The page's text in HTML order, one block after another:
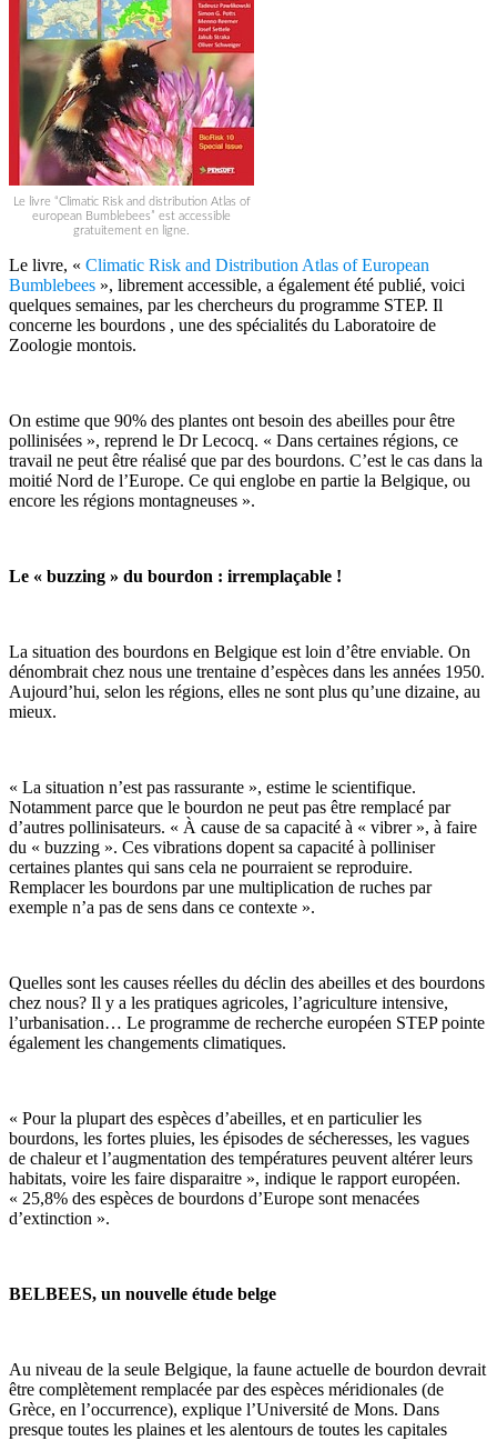
Le livre “Climatic Risk and distribution Atlas of
european Bumblebees” est accessible
gratuitement en ligne.
Le livre, « Climatic Risk and Distribution Atlas of European
Bumblebees », librement accessible, a également été publié, voici
quelques semaines, par les chercheurs du programme STEP. Il
concerne les bourdons , une des spécialités du Laboratoire de
Zoologie montois.
On estime que 90% des plantes ont besoin des abeilles pour être
pollinisées », reprend le Dr Lecocq. « Dans certaines régions, ce
travail ne peut être réalisé que par des bourdons. C’est le cas dans la
moitié Nord de l’Europe. Ce qui englobe en partie la Belgique, ou
encore les régions montagneuses ».
Le « buzzing » du bourdon : irremplaçable !
La situation des bourdons en Belgique est loin d’être enviable. On
dénombrait chez nous une trentaine d’espèces dans les années 1950.
Aujourd’hui, selon les régions, elles ne sont plus qu’une dizaine, au
mieux.
« La situation n’est pas rassurante », estime le scientifique.
Notamment parce que le bourdon ne peut pas être remplacé par
d’autres pollinisateurs. « À cause de sa capacité à « vibrer », à faire
du « buzzing ». Ces vibrations dopent sa capacité à polliniser
certaines plantes qui sans cela ne pourraient se reproduire.
Remplacer les bourdons par une multiplication de ruches par
exemple n’a pas de sens dans ce contexte ».
Quelles sont les causes réelles du déclin des abeilles et des bourdons
chez nous? Il y a les pratiques agricoles, l’agriculture intensive,
l’urbanisation… Le programme de recherche européen STEP pointe
également les changements climatiques.
« Pour la plupart des espèces d’abeilles, et en particulier les
bourdons, les fortes pluies, les épisodes de sécheresses, les vagues
de chaleur et l’augmentation des températures peuvent altérer leurs
habitats, voire les faire disparaitre », indique le rapport européen.
« 25,8% des espèces de bourdons d’Europe sont menacées
d’extinction ».
BELBEES, un nouvelle étude belge
Au niveau de la seule Belgique, la faune actuelle de bourdon devrait
être complètement remplacée par des espèces méridionales (de
Grèce, en l’occurrence), explique l’Université de Mons. Dans
presque toutes les plaines et les alentours de toutes les capitales